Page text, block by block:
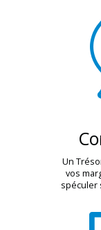
Un
vos
spéculer